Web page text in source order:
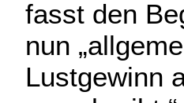
fasst den
nun
Lustgewinn